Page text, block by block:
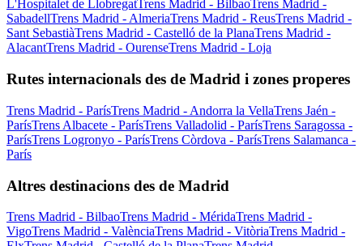
L'Hospitalet de LlobregatTrens Madrid - BilbaoTrens Madrid -
SabadellTrens Madrid - AlmeriaTrens Madrid - ReusTrens Madrid -
Sant SebastiàTrens Madrid - Castelló de la PlanaTrens Madrid -
AlacantTrens Madrid - OurenseTrens Madrid - Loja
Rutes internacionals des de Madrid i zones properes
Trens Madrid - ParísTrens Madrid - Andorra la VellaTrens Jaén -
ParísTrens Albacete - ParísTrens Valladolid - ParísTrens Saragossa -
ParísTrens Logronyo - ParísTrens Còrdova - ParísTrens Salamanca -
París
Altres destinacions des de Madrid
Trens Madrid - BilbaoTrens Madrid - MéridaTrens Madrid -
VigoTrens Madrid - ValènciaTrens Madrid - VitòriaTrens Madrid -